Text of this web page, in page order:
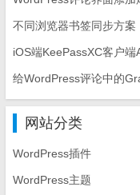
不同浏览器书签同步方
iOS端KeePassXC客户
给WordPress评论中的
网站分类
WordPress插件
WordPress主题